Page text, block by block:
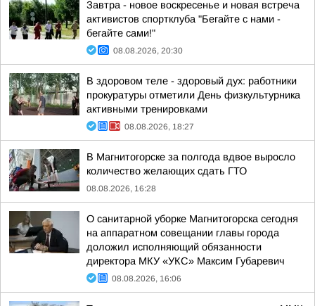
Завтра - новое воскресенье и новая встреча
активистов спортклуба "Бегайте с нами -
бегайте сами!"
08.08.2026, 20:30
В здоровом теле - здоровый дух: работники
прокуратуры отметили День физкультурника
активными тренировками
08.08.2026, 18:27
В Магнитогорске за полгода вдвое выросло
количество желающих сдать ГТО
08.08.2026, 16:28
О санитарной уборке Магнитогорска сегодня
на аппаратном совещании главы города
доложил исполняющий обязанности
директора МКУ «УКС» Максим Губаревич
08.08.2026, 16:06